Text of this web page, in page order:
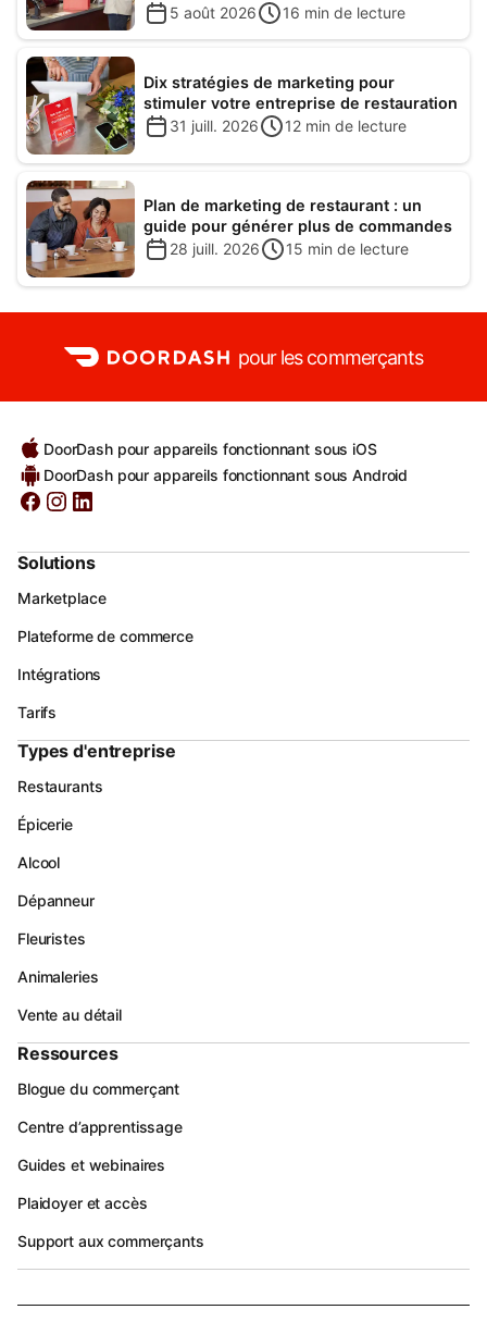
5 août 2026
16 min de lecture
Dix stratégies de marketing pour
stimuler votre entreprise de restauration
31 juill. 2026
12 min de lecture
Plan de marketing de restaurant : un
guide pour générer plus de commandes
28 juill. 2026
15 min de lecture
pour les commerçants
DoorDash pour appareils fonctionnant sous iOS
DoorDash pour appareils fonctionnant sous Android
Solutions
Marketplace
Plateforme de commerce
Intégrations
Tarifs
Types d'entreprise
Restaurants
Épicerie
Alcool
Dépanneur
Fleuristes
Animaleries
Vente au détail
Ressources
Blogue du commerçant
Centre d’apprentissage
Guides et webinaires
Plaidoyer et accès
Support aux commerçants